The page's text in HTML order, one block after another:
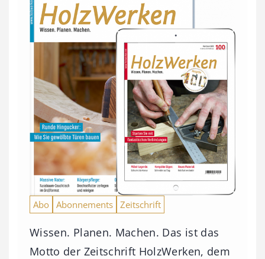
Abo Abonnements Zeitschrift
Wissen. Planen. Machen. Das ist das
Motto der Zeitschrift HolzWerken, dem